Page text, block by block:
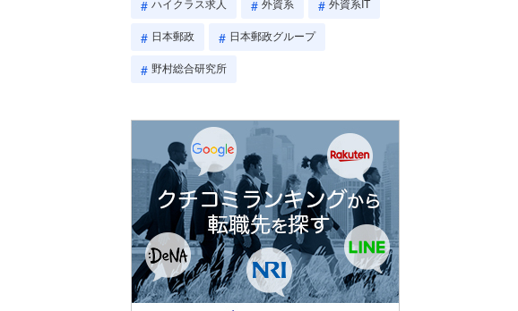
ハイクラス求人 外資系 外資系IT
日本郵政 日本郵政グループ
野村総合研究所